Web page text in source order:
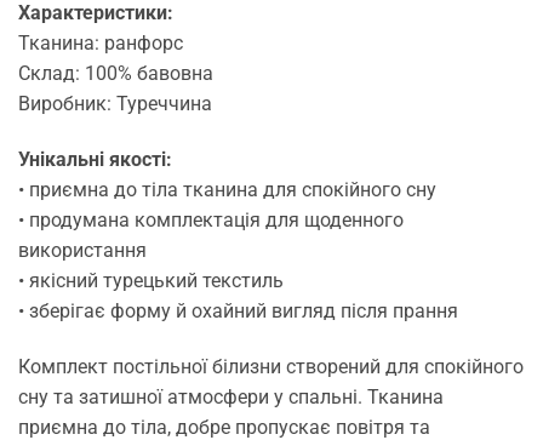
Характеристики:
Тканина: ранфорс
Склад: 100% бавовна
Виробник: Туреччина
Унікальні якості:
• приємна до тіла тканина для спокійного сну
• продумана комплектація для щоденного
використання
• якісний турецький текстиль
• зберігає форму й охайний вигляд після прання
Комплект постільної білизни створений для спокійного
сну та затишної атмосфери у спальні. Тканина
приємна до тіла, добре пропускає повітря та